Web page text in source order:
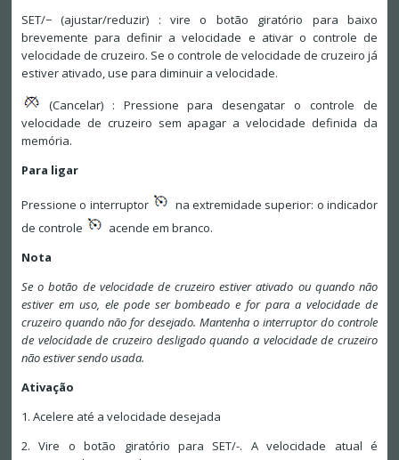
SET/− (ajustar/reduzir) : vire o botão giratório para baixo
brevemente para definir a velocidade e ativar o controle de
velocidade de cruzeiro. Se o controle de velocidade de cruzeiro já
estiver ativado, use para diminuir a velocidade.
(Cancelar) : Pressione para desengatar o controle de
velocidade de cruzeiro sem apagar a velocidade definida da
memória.
Para ligar
Pressione o interruptor
na extremidade superior: o indicador
de controle
acende em branco.
Nota
Se o botão de velocidade de cruzeiro estiver ativado ou quando não
estiver em uso, ele pode ser bombeado e for para a velocidade de
cruzeiro quando não for desejado. Mantenha o interruptor do controle
de velocidade de cruzeiro desligado quando a velocidade de cruzeiro
não estiver sendo usada.
Ativação
1. Acelere até a velocidade desejada
2. Vire o botão giratório para SET/-. A velocidade atual é